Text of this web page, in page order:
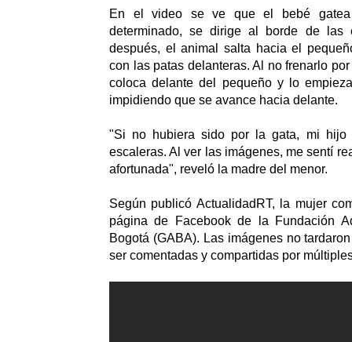
En el video se ve que el bebé
determinado, se dirige al borde de las
después, el animal salta hacia el
con las patas delanteras. Al no frenarlo
coloca delante del pequeño y lo
impidiendo que se avance hacia delante.
"Si no hubiera sido por la gata, mi hijo
escaleras. Al ver las imágenes, me sentí
afortunada", reveló la madre del menor.
Según publicó ActualidadRT, la mujer
página de Facebook de la Fundación
Bogotá (GABA). Las imágenes no
ser comentadas y compartidas por